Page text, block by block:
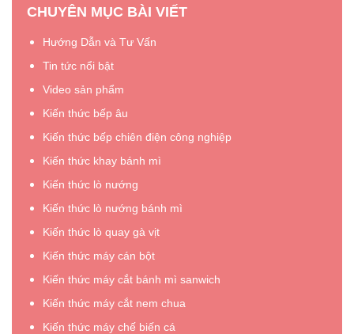
phân
máy
tách
phổ
biến
nay”
CHUYÊN MỤC BÀI VIẾT
Hướng Dẫn và Tư Vấn
Tin tức nổi bật
Video sản phẩm
Kiến thức bếp âu
Kiến thức bếp chiên điện công nghiệp
Kiến thức khay bánh mì
Kiến thức lò nướng
Kiến thức lò nướng bánh mì
Kiến thức lò quay gà vịt
Kiến thức máy cán bột
Kiến thức máy cắt bánh mì sanwich
Kiến thức máy cắt nem chua
Kiến thức máy chế biến cá